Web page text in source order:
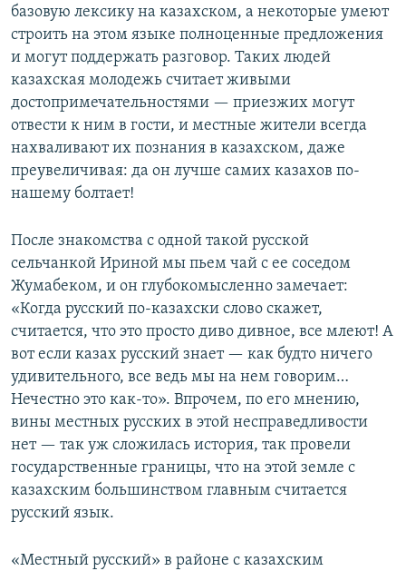
базовую лексику на казахском, а некоторые умеют
строить на этом языке полноценные предложения
и могут поддержать разговор. Таких людей
казахская молодежь считает живыми
достопримечательностями — приезжих могут
отвести к ним в гости, и местные жители всегда
нахваливают их познания в казахском, даже
преувеличивая: да он лучше самих казахов по-
нашему болтает!
После знакомства с одной такой русской
сельчанкой Ириной мы пьем чай с ее соседом
Жумабеком, и он глубокомысленно замечает:
«Когда русский по-казахски слово скажет,
считается, что это просто диво дивное, все млеют! А
вот если казах русский знает — как будто ничего
удивительного, все ведь мы на нем говорим…
Нечестно это как-то». Впрочем, по его мнению,
вины местных русских в этой несправедливости
нет — так уж сложилась история, так провели
государственные границы, что на этой земле с
казахским большинством главным считается
русский язык.
«Местный русский» в районе с казахским